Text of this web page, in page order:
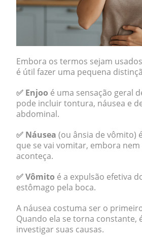
Embora os termos sejam
é útil fazer uma pequena
✅ Enjoo é uma sensação geral
pode incluir tontura, náusea e
abdominal.
✅ Náusea (ou ânsia de vômito)
que se vai vomitar, embora
aconteça.
✅ Vômito é a expulsão efetiva
estômago pela boca.
A náusea costuma ser o
Quando ela se torna constante,
investigar suas causas.